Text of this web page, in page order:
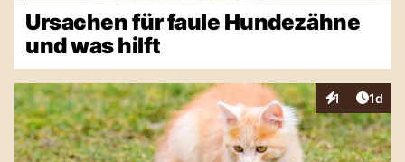
Ursachen für faule Hundezähne
und was hilft
1
Interaktionen
1d